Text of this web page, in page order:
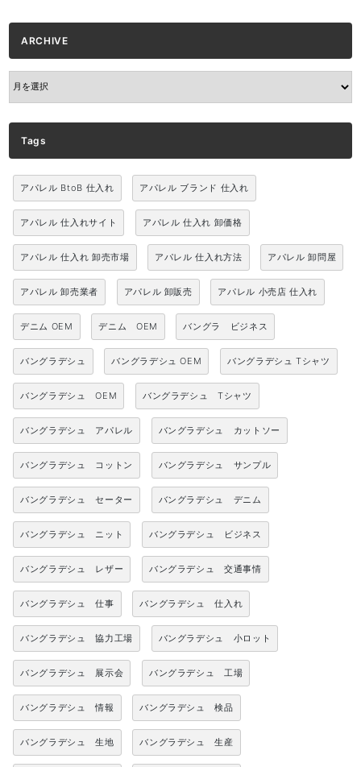
ARCHIVE
ARCHIVE
Tags
アパレル BtoB 仕入れ アパレル ブランド 仕入れ
アパレル 仕入れサイト アパレル 仕入れ 卸価格
アパレル 仕入れ 卸売市場 アパレル 仕入れ方法 アパレル 卸問屋
アパレル 卸売業者 アパレル 卸販売 アパレル 小売店 仕入れ
デニム OEM デニム OEM バングラ ビジネス
バングラデシュ バングラデシュ OEM バングラデシュ Tシャツ
バングラデシュ OEM バングラデシュ Tシャツ
バングラデシュ アパレル バングラデシュ カットソー
バングラデシュ コットン バングラデシュ サンプル
バングラデシュ セーター バングラデシュ デニム
バングラデシュ ニット バングラデシュ ビジネス
バングラデシュ レザー バングラデシュ 交通事情
バングラデシュ 仕事 バングラデシュ 仕入れ
バングラデシュ 協力工場 バングラデシュ 小ロット
バングラデシュ 展示会 バングラデシュ 工場
バングラデシュ 情報 バングラデシュ 検品
バングラデシュ 生地 バングラデシュ 生産